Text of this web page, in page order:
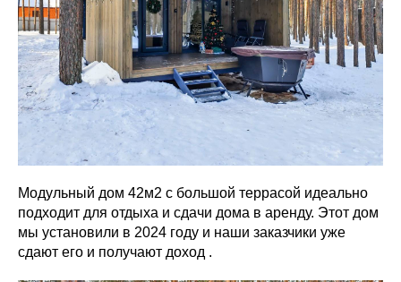
Модульный дом 42м2 с большой террасой идеально
подходит для отдыха и сдачи дома в аренду. Этот дом
мы установили в 2024 году и наши заказчики уже
сдают его и получают доход .